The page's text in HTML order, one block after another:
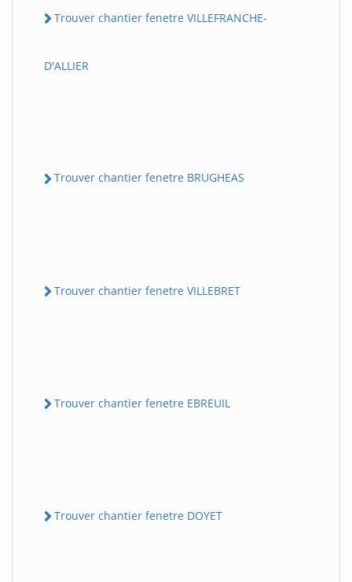
Trouver chantier fenetre VILLEFRANCHE-
D'ALLIER
Trouver chantier fenetre BRUGHEAS
Trouver chantier fenetre VILLEBRET
Trouver chantier fenetre EBREUIL
Trouver chantier fenetre DOYET